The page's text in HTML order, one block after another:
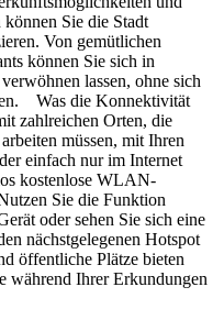
Sie die Stadt
Von gemütlichen
können Sie sich in
lassen, ohne sich
Was die Konnektivität
zahlreichen Orten, die
müssen, mit Ihren
einfach nur im Internet
kostenlose WLAN-
Sie die Funktion
oder sehen Sie sich eine
nächstgelegenen Hotspot
öffentliche Plätze bieten
während Ihrer Erkundungen